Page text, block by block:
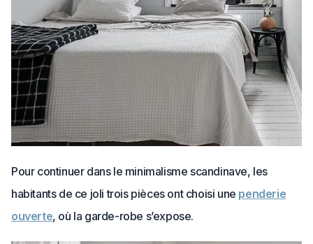
Pour continuer dans le minimalisme scandinave, les
habitants de ce joli trois pièces ont choisi une penderie
ouverte, où la garde-robe s’expose.